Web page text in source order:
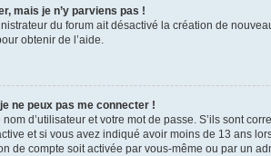
mais je n’y parviens pas !
du forum ait désactivé la création de
obtenir de l’aide.
ne peux pas me connecter !
d’utilisateur et votre mot de passe. S’ils sont
et si vous avez indiqué avoir moins de 13 ans
de compte soit activée par vous-même ou par un